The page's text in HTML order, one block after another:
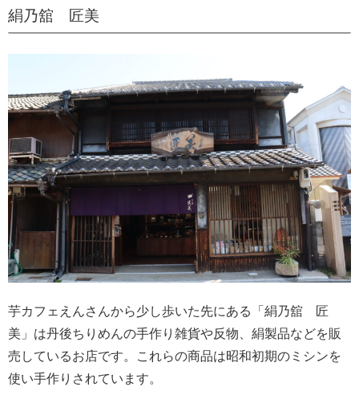
絹乃舘 匠美
芋カフェえんさんから少し歩いた先にある「絹乃舘 匠
美」は丹後ちりめんの手作り雑貨や反物、絹製品などを販
売しているお店です。これらの商品は昭和初期のミシンを
使い手作りされています。